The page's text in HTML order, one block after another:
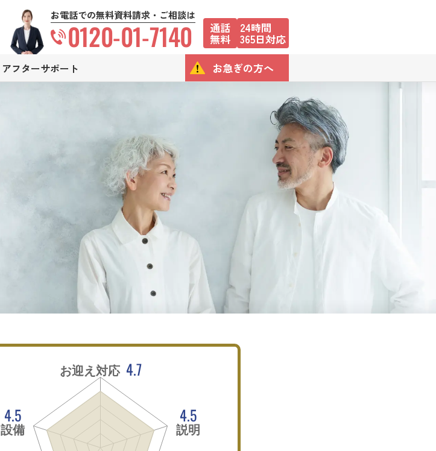
お電話での無料資料請求・ご相談は
0120-01-7140 通話
無料
24時間
365日対応
アフターサポート お急ぎの方へ
お迎え対応 4.7
4.5
説明
4.5
設備